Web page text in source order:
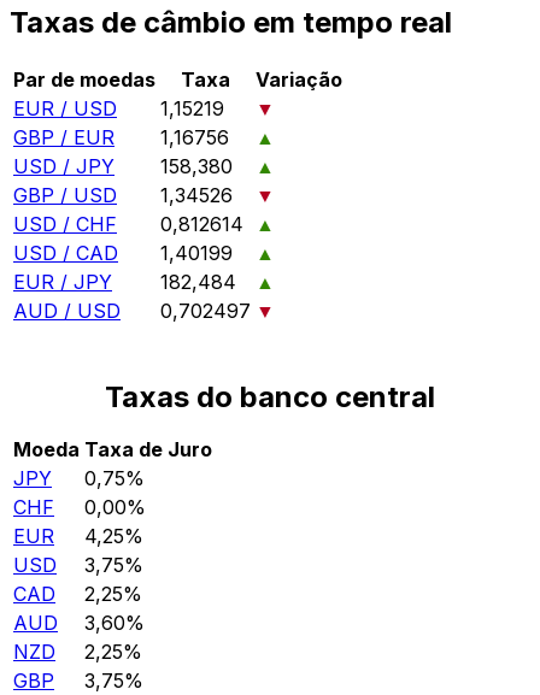
Taxas de câmbio em tempo real
Par de moedas Taxa
Variação
EUR / USD
1,15219
▼
GBP / EUR
1,16756
▲
USD / JPY
158,380
▲
GBP / USD
1,34526
▼
USD / CHF
0,812614
▲
USD / CAD
1,40199
▲
EUR / JPY
182,484
▲
AUD / USD
0,702497 ▼
Taxas do banco central
Moeda Taxa de Juro
JPY
0,75%
CHF
0,00%
EUR
4,25%
USD
3,75%
CAD
2,25%
AUD
3,60%
NZD
2,25%
GBP
3,75%